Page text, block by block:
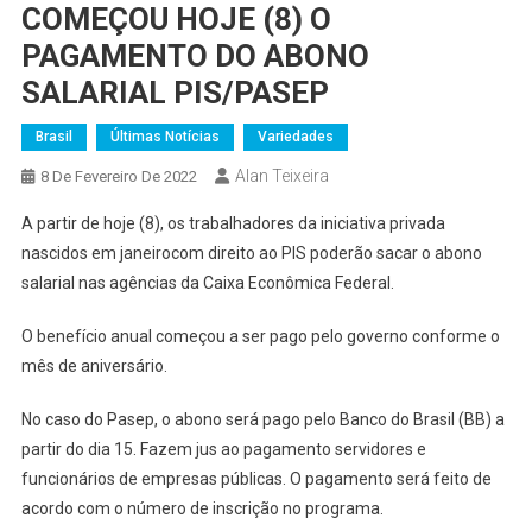
COMEÇOU HOJE (8) O
PAGAMENTO DO ABONO
SALARIAL PIS/PASEP
Brasil Últimas Notícias Variedades
8 De Fevereiro De 2022 Alan Teixeira
A partir de hoje (8), os trabalhadores da iniciativa privada
nascidos em janeirocom direito ao PIS poderão sacar o abono
salarial nas agências da Caixa Econômica Federal.
O benefício anual começou a ser pago pelo governo conforme o
mês de aniversário.
No caso do Pasep, o abono será pago pelo Banco do Brasil (BB) a
partir do dia 15. Fazem jus ao pagamento servidores e
funcionários de empresas públicas. O pagamento será feito de
acordo com o número de inscrição no programa.